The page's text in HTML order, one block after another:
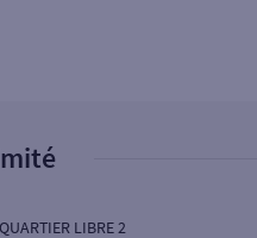
LIBRE 2